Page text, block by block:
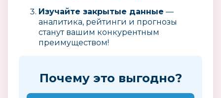
Изучайте закрытые данные —
аналитика, рейтинги и прогнозы
станут вашим конкурентным
преимуществом!
Почему это выгодно?